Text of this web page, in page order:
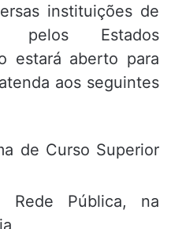
instituições de
pelos Estados
estará aberto para
aos seguintes
de Curso Superior
Rede Pública, na